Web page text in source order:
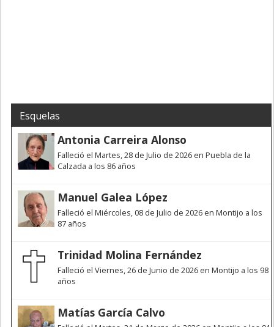
Esquelas
Antonia Carreira Alonso
Falleció el Martes, 28 de Julio de 2026 en Puebla de la
Calzada a los 86 años
Manuel Galea López
Falleció el Miércoles, 08 de Julio de 2026 en Montijo a los
87 años
Trinidad Molina Fernández
Falleció el Viernes, 26 de Junio de 2026 en Montijo a los 98
años
Matías García Calvo